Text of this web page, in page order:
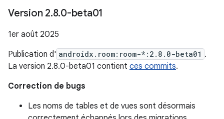
Version 2.8.0-beta01
1er août 2025
Publication d' androidx.room:room-*:2.8.0-beta01 .
La version 2.8.0-beta01 contient ces commits.
Correction de bugs
Les noms de tables et de vues sont désormais